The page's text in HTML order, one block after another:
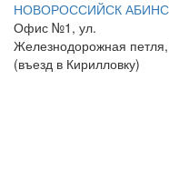
НОВОРОССИЙСК
Офис №1, ул.
Железнодорожная
(въезд в Кирилловку)